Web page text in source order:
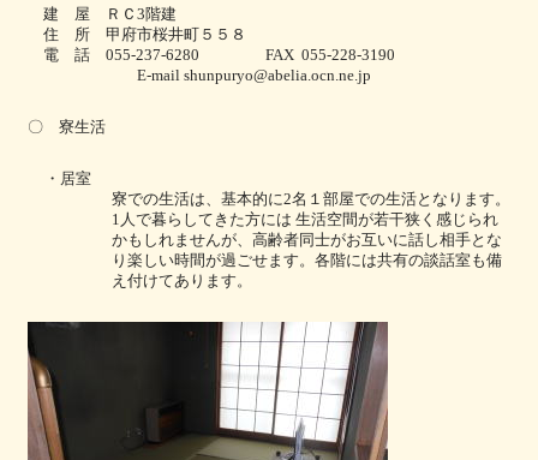
建 屋 ＲＣ 3階建
住 所 甲府市桜井町５５８
電 話 055-237-6280 FAX 055-228-3190
E-mail shunpuryo@abelia.ocn.ne.jp
〇 寮生活
・居室
寮での生活は、基本的に2名１部屋での生活となります。
1 人で暮らしてきた方には 生活空間が若干狭く感じられ
かもしれませんが、高齢者同士がお互いに話し相手とな
り楽しい時間が過ごせます。各階には共有の談話室も備
え付けてあります。